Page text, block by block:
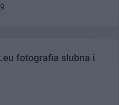
fotografia slubna i